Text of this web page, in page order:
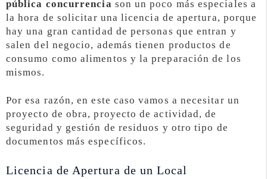
pública concurrencia son un poco más especiales a
la hora de solicitar una licencia de apertura, porque
hay una gran cantidad de personas que entran y
salen del negocio, además tienen productos de
consumo como alimentos y la preparación de los
mismos.
Por esa razón, en este caso vamos a necesitar un
proyecto de obra, proyecto de actividad, de
seguridad y gestión de residuos y otro tipo de
documentos más específicos.
Licencia de Apertura de un Local